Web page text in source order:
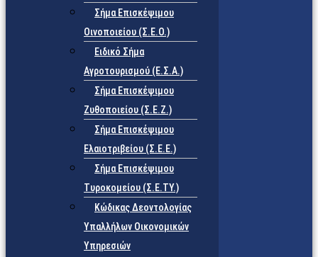
Σήμα Επισκέψιμου
Οινοποιείου (Σ.Ε.Ο.)
Ειδικό Σήμα
Αγροτουρισμού (Ε.Σ.Α.)
Σήμα Επισκέψιμου
Ζυθοποιείου (Σ.Ε.Ζ.)
Σήμα Επισκέψιμου
Ελαιοτριβείου (Σ.Ε.Ε.)
Σήμα Επισκέψιμου
Τυροκομείου (Σ.Ε.TY.)
Κώδικας Δεοντολογίας
Υπαλλήλων Οικονομικών
Υπηρεσιών